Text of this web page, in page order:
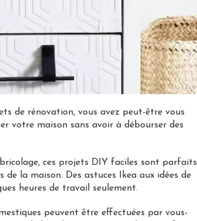
de rénovation, vous avez peut-être vous
votre maison sans avoir à débourser des
ces projets DIY faciles sont parfaits
la maison. Des astuces Ikea aux idées de
heures de travail seulement.
peuvent être effectuées par vous-